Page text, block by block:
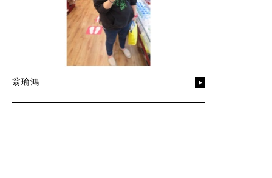
翁瑜鴻